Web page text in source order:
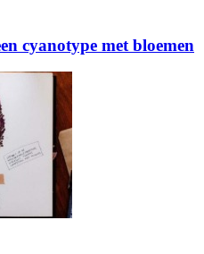
cyanotype met bloemen